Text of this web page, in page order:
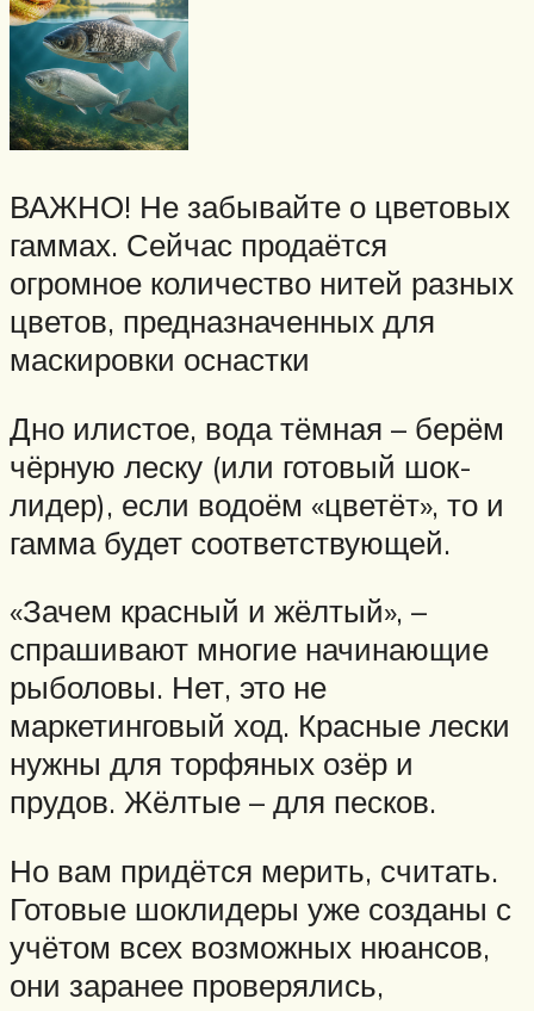
ВАЖНО! Не забывайте о цветовых
гаммах. Сейчас продаётся
огромное количество нитей разных
цветов, предназначенных для
маскировки оснастки
Дно илистое, вода тёмная – берём
чёрную леску (или готовый шок-
лидер), если водоём «цветёт», то и
гамма будет соответствующей.
«Зачем красный и жёлтый», –
спрашивают многие начинающие
рыболовы. Нет, это не
маркетинговый ход. Красные лески
нужны для торфяных озёр и
прудов. Жёлтые – для песков.
Но вам придётся мерить, считать.
Готовые шоклидеры уже созданы с
учётом всех возможных нюансов,
они заранее проверялись,